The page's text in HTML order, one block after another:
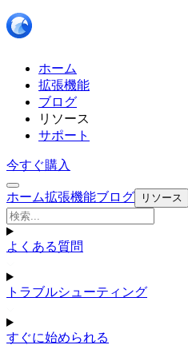
ホーム
拡張機能
ブログ
リソース
サポート
今すぐ購入
ホーム拡張機能ブログ リソース
よくある質問
トラブルシューティング
すぐに始められる